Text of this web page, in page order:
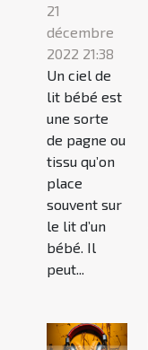
21
décembre
2022 21:38
Un ciel de
lit bébé est
une sorte
de pagne ou
tissu qu’on
place
souvent sur
le lit d’un
bébé. Il
peut...